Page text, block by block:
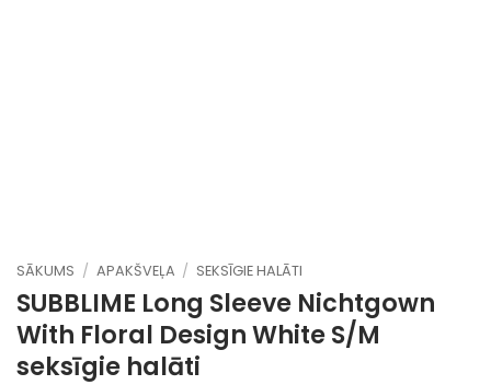
SĀKUMS / APAKŠVEĻA / SEKSĪGIE HALĀTI
SUBBLIME Long Sleeve Nichtgown
With Floral Design White S/M
seksīgie halāti